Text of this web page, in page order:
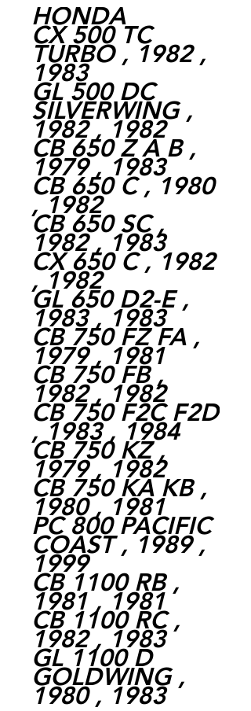
HONDA
CX 500 TC
TURBO , 1982 ,
1983
GL 500 DC
SILVERWING ,
1982 , 1982
CB 650 Z A B ,
1979 , 1983
CB 650 C , 1980
, 1982
CB 650 SC ,
1982 , 1983
CX 650 C , 1982
, 1982
GL 650 D2-E ,
1983 , 1983
CB 750 FZ FA ,
1979 , 1981
CB 750 FB ,
1982 , 1982
CB 750 F2C F2D
, 1983 , 1984
CB 750 KZ ,
1979 , 1982
CB 750 KA KB ,
1980 , 1981
PC 800 PACIFIC
COAST , 1989 ,
1999
CB 1100 RB ,
1981 , 1981
CB 1100 RC ,
1982 , 1983
GL 1100 D
GOLDWING ,
1980 , 1983